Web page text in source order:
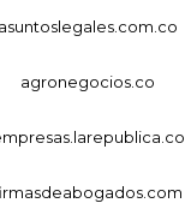
asuntoslegales.com.co
agronegocios.co